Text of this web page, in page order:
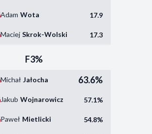
Adam Wota 17.9
Maciej Skrok-Wolski 17.3
F3%
Michał Jałocha 63.6%
Jakub Wojnarowicz 57.1%
Paweł Mietlicki 54.8%